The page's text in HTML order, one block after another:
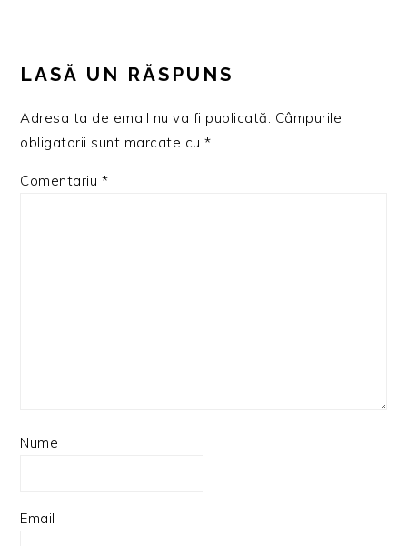
LASĂ UN RĂSPUNS
Adresa ta de email nu va fi publicată. Câmpurile
obligatorii sunt marcate cu*
Comentariu *
Nume
Email